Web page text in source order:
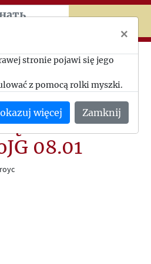
do treści zasadniczej
pokoju z
państw
i aliantów...
08.01
×
stronie pojawi się jego
z pomocą rolki myszki.
więcej Zamknij